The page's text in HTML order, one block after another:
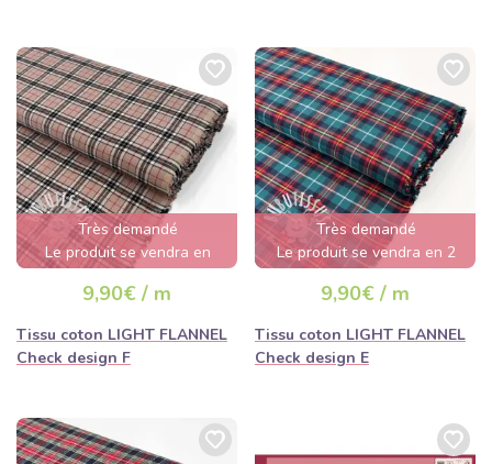
Très demandé
Le produit se vendra en
quelques heures
9,90€ / m
Tissu coton LIGHT FLANNEL
Check design F
Très demandé
Le produit se vendra en 2
jours
9,90€ / m
Tissu coton LIGHT FLANNEL
Check design E